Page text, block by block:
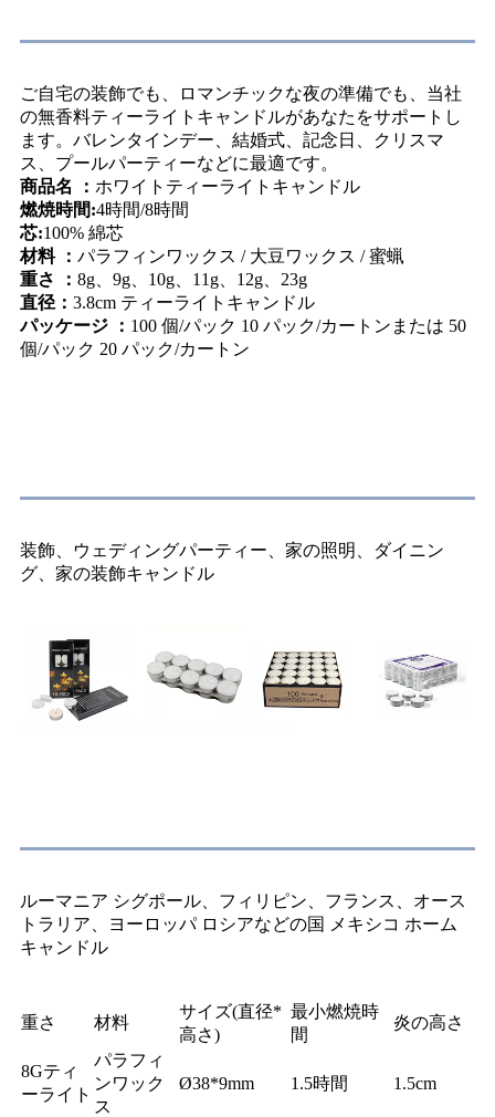
ご自宅の装飾でも、ロマンチックな夜の準備でも、当社
の無香料ティーライトキャンドルがあなたをサポートし
ます。バレンタインデー、結婚式、記念日、クリスマ
ス、プールパーティーなどに最適です。
商品名 ： ホワイトティーライトキャンドル
燃焼時間:4時間/8時間
芯:100% 綿芯
材料 ： パラフィンワックス / 大豆ワックス / 蜜蝋
重さ ： 8g、9g、10g、11g、12g、23g
直径： 3.8cm ティーライトキャンドル
パッケージ ： 100 個/パック 10 パック/カートンまたは 50
個/パック 20 パック/カートン
装飾、ウェディングパーティー、家の照明、ダイニン
グ、家の装飾キャンドル
ルーマニア シグポール、フィリピン、フランス、オース
トラリア、ヨーロッパ ロシアなどの国 メキシコ ホーム
キャンドル
重さ 材料
サイズ(直径*
高さ)
最小燃焼時
間
炎の高さ
8Gティ
ーライト
パラフィ
ンワック
ス
Ø38*9mm 1.5時間 1.5cm